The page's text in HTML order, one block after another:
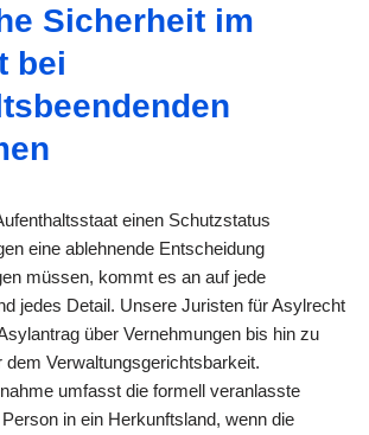
Sicherheit im
bei
einen Schutzstatus
eine ablehnende Entscheidung
müssen, kommt es an auf jede
jedes Detail. Unsere Juristen für Asylrecht
über Vernehmungen bis hin zu
dem Verwaltungsgerichtsbarkeit.
umfasst die formell veranlasste
in ein Herkunftsland, wenn die